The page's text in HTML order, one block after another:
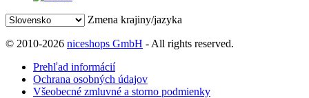
Zmena krajiny/jazyka
© 2010-2026 niceshops GmbH - All rights reserved.
Prehľad informácií
Ochrana osobných údajov
Všeobecné zmluvné a storno podmienky